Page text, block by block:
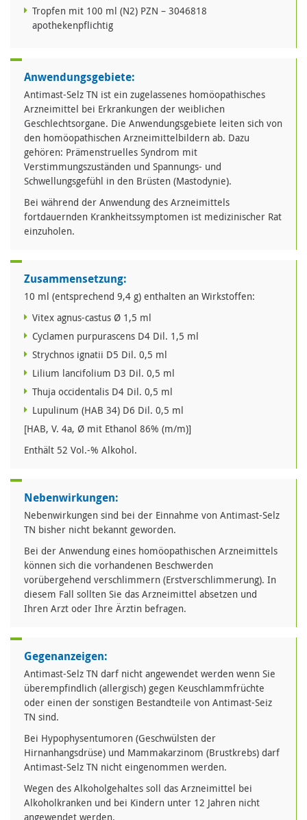
Tropfen mit 100 ml (N2) PZN – 3046818
apothekenpflichtig
Anwendungsgebiete:
Antimast-Selz TN ist ein zugelassenes homöopathisches
Arzneimittel bei Erkrankungen der weiblichen
Geschlechtsorgane. Die Anwendungsgebiete leiten sich von
den homöopathischen Arzneimittelbildern ab. Dazu
gehören: Prämenstruelles Syndrom mit
Verstimmungszuständen und Spannungs- und
Schwellungsgefühl in den Brüsten (Mastodynie).
Bei während der Anwendung des Arzneimittels
fortdauernden Krankheitssymptomen ist medizinischer Rat
einzuholen.
Zusammensetzung:
10 ml (entsprechend 9,4 g) enthalten an Wirkstoffen:
Vitex agnus-castus Ø 1,5 ml
Cyclamen purpurascens D4 Dil. 1,5 ml
Strychnos ignatii D5 Dil. 0,5 ml
Lilium lancifolium D3 Dil. 0,5 ml
Thuja occidentalis D4 Dil. 0,5 ml
Lupulinum (HAB 34) D6 Dil. 0,5 ml
[HAB, V. 4a, Ø mit Ethanol 86% (m/m)]
Enthält 52 Vol.-% Alkohol.
Nebenwirkungen:
Nebenwirkungen sind bei der Einnahme von Antimast-Selz
TN bisher nicht bekannt geworden.
Bei der Anwendung eines homöopathischen Arzneimittels
können sich die vorhandenen Beschwerden
vorübergehend verschlimmern (Erstverschlimmerung). In
diesem Fall sollten Sie das Arzneimittel absetzen und
Ihren Arzt oder Ihre Ärztin befragen.
Gegenanzeigen:
Antimast-Selz TN darf nicht angewendet werden wenn Sie
überempfindlich (allergisch) gegen Keuschlammfrüchte
oder einen der sonstigen Bestandteile von Antimast-Seiz
TN sind.
Bei Hypophysentumoren (Geschwülsten der
Hirnanhangsdrüse) und Mammakarzinom (Brustkrebs) darf
Antimast-Selz TN nicht eingenommen werden.
Wegen des Alkoholgehaltes soll das Arzneimittel bei
Alkoholkranken und bei Kindern unter 12 Jahren nicht
angewendet werden.